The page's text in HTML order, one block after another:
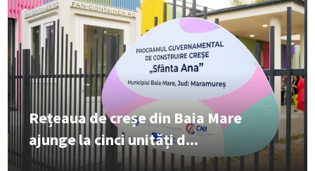
Rețeaua de creșe din Baia Mare
ajunge la cinci unități d...